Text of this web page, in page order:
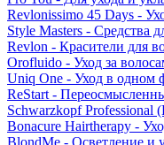
Revlonissimo 45 Days -
Style Masters - Средства
Revlon - Красители для
Orofluido - Уход за
Uniq One - Уход в одном
ReStart -
Schwarzkopf Professional
Bonacure Hairtherapy -
BlondMe - Осветление и